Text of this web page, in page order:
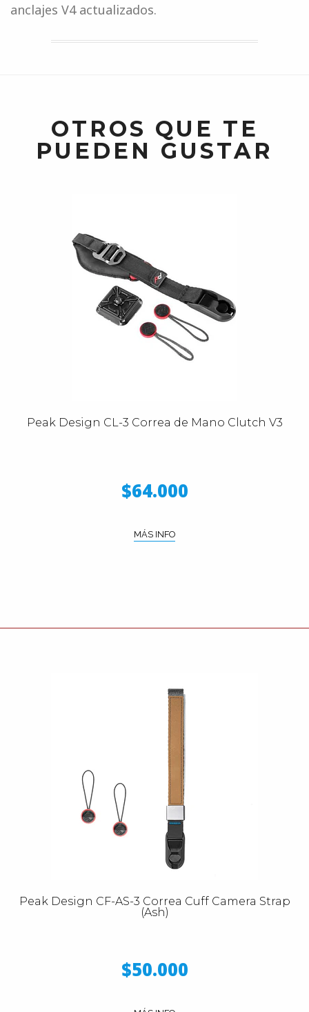
anclajes V4 actualizados.
OTROS QUE TE
PUEDEN GUSTAR
Peak Design CL-3 Correa de Mano Clutch V3
$64.000
MÁS INFO
Peak Design CF-AS-3 Correa Cuff Camera Strap
(Ash)
$50.000